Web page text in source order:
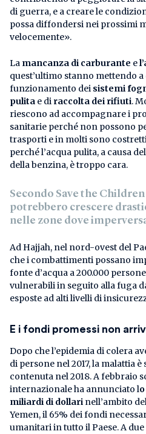
di guerra, e a creare le
possa diffondersi nei prossimi
velocemente».
La mancanza di carburante e
quest’ultimo stanno mettendo
funzionamento dei sistemi
pulita e di raccolta dei rifiuti.
riescono ad accompagnare i
sanitarie perché non possono
trasporti e in molti sono
perché l’acqua pulita, a causa
della benzina, è troppo cara.
Secondo Save the
potrebbero crescere
nelle zone dove
Ad Hajjah, nel nord-ovest del
che i combattimenti possano
fonte d’acqua a 200.000
vulnerabili in seguito alla fuga
esposte ad alti livelli di
E i fondi promessi non
Dopo che l’epidemia di colera
di persone nel 2017, la malattia
contenuta nel 2018. A febbraio
internazionale ha annunciato l
miliardi di dollari nell’ambito
Yemen, il 65% dei fondi
umanitari in tutto il Paese. A